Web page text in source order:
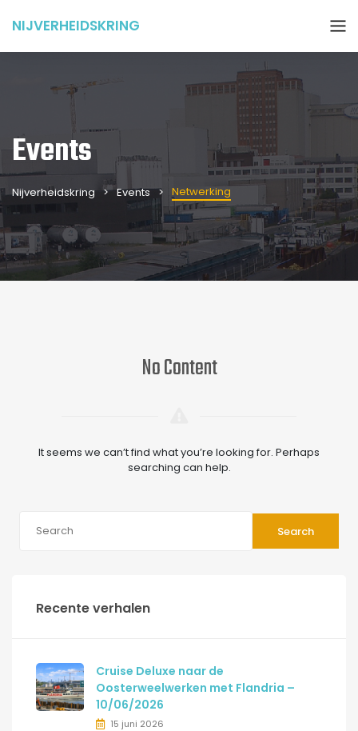
NIJVERHEIDSKRING
Events
Nijverheidskring Events Netwerking
No Content
It seems we can’t find what you’re looking for. Perhaps
searching can help.
Search
Recente verhalen
Cruise Deluxe naar de
Oosterweelwerken met Flandria –
10/06/2026
15 juni 2026